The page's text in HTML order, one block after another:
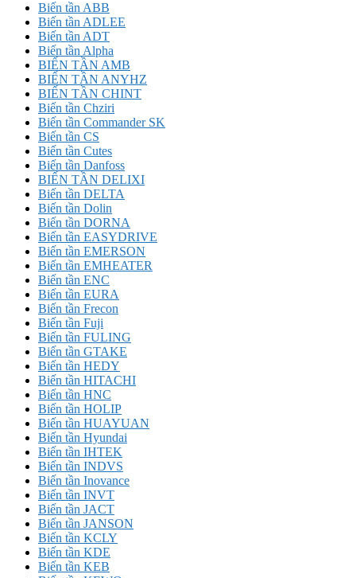
Biến tần ABB
Biến tần ADLEE
Biến tần ADT
Biến tần Alpha
BIẾN TẦN AMB
BIẾN TẦN ANYHZ
BIẾN TẦN CHINT
Biến tần Chziri
Biến tần Commander SK
Biến tần CS
Biến tần Cutes
Biến tần Danfoss
BIẾN TẦN DELIXI
Biến tần DELTA
Biến tần Dolin
Biến tần DORNA
Biến tần EASYDRIVE
Biến tần EMERSON
Biến tần EMHEATER
Biến tần ENC
Biến tần EURA
Biến tần Frecon
Biến tần Fuji
Biến tần FULING
Biến tần GTAKE
Biến tần HEDY
Biến tần HITACHI
Biến tần HNC
Biến tần HOLIP
Biến tần HUAYUAN
Biến tần Hyundai
Biến tần IHTEK
Biến tần INDVS
Biến tần Inovance
Biến tần INVT
Biến tần JACT
Biến tần JANSON
Biến tần KCLY
Biến tần KDE
Biến tần KEB